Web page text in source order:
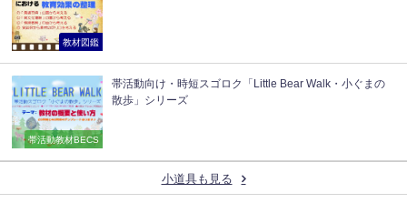
教材図鑑
帯活動教材BECS
帯活動向け・時短スゴロク「Little Bear Walk・小ぐまの
散歩」シリーズ
小道具も見る